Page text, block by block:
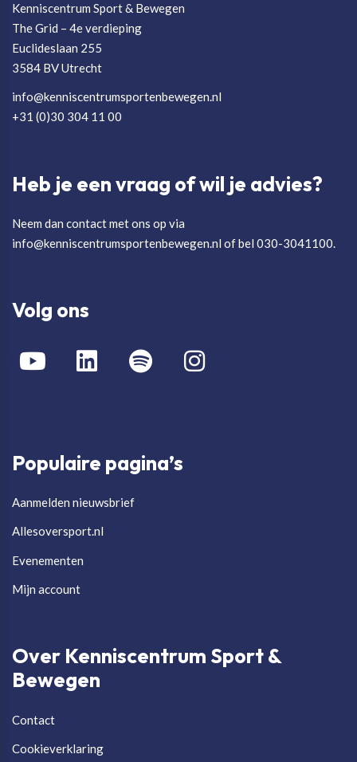
Kenniscentrum Sport & Bewegen
The Grid – 4e verdieping
Euclideslaan 255
3584 BV Utrecht
info@kenniscentrumsportenbewegen.nl
+31 (0)30 304 11 00
Heb je een vraag of wil je advies?
Neem dan contact met ons op via
info@kenniscentrumsportenbewegen.nl of bel 030-3041100.
Volg ons
Populaire pagina’s
Aanmelden nieuwsbrief
Allesoversport.nl
Evenementen
Mijn account
Over Kenniscentrum Sport &
Bewegen
Contact
Cookieverklaring